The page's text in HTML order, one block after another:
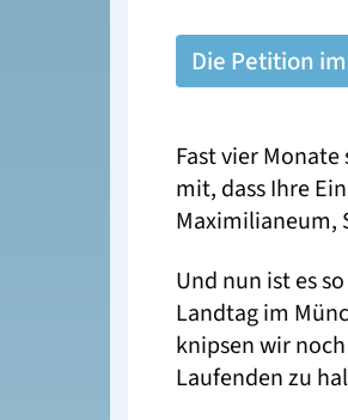
Die Petition
Fast vier
mit, dass Ihre
Maximilianeum,
Und nun ist es
Landtag im
knipsen wir
Laufenden zu